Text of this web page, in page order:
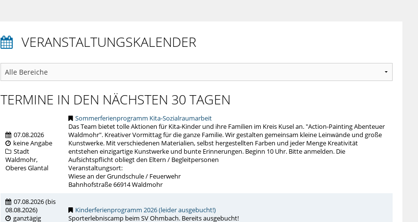
 VERANSTALTUNGSKALENDER
TERMINE IN DEN NÄCHSTEN 30 TAGEN
07.08.2026
keine Angabe
Stadt
Waldmohr,
Oberes Glantal
Sommerferienprogramm Kita-Sozialraumarbeit
Das Team bietet tolle Aktionen für Kita-Kinder und ihre Familien im Kreis Kusel an. "Action-Painting Abenteuer
Waldmohr". Kreativer Vormittag für die ganze Familie. Wir gestalten gemeinsam kleine Leinwände und große
Kunstwerke. Mit verschiedenen Materialien, selbst hergestellten Farben und jeder Menge Kreativität
entstehen einzigartige Kunstwerke und bunte Erinnerungen. Beginn 10 Uhr. Bitte anmelden. Die
Aufsichtspflicht obliegt den Eltern / Begleitpersonen
Veranstaltungsort:
Wiese an der Grundschule / Feuerwehr
Bahnhofstraße 66914 Waldmohr
07.08.2026(bis
08.08.2026)
ganztägig
Kinderferienprogramm 2026 (leider ausgebucht!)
Sporterlebniscamp beim SV Ohmbach. Bereits ausgebucht!